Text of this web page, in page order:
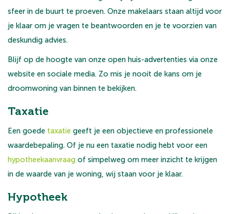
sfeer in de buurt te proeven. Onze makelaars staan altijd voor
je klaar om je vragen te beantwoorden en je te voorzien van
deskundig advies.
Blijf op de hoogte van onze open huis-advertenties via onze
website en sociale media. Zo mis je nooit de kans om je
droomwoning van binnen te bekijken.
Taxatie
Een goede taxatie geeft je een objectieve en professionele
waardebepaling. Of je nu een taxatie nodig hebt voor een
hypotheekaanvraag of simpelweg om meer inzicht te krijgen
in de waarde van je woning, wij staan voor je klaar.
Hypotheek